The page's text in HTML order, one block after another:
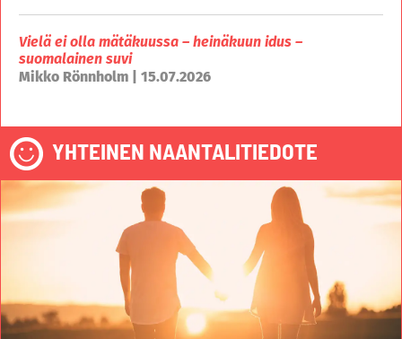
Vielä ei olla mätäkuussa – heinäkuun idus –
suomalainen suvi
Mikko Rönnholm | 15.07.2026
YHTEINEN NAANTALITIEDOTE